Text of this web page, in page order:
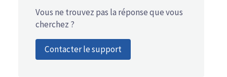
Vous ne trouvez pas la réponse que vous
cherchez ?
Contacter le support